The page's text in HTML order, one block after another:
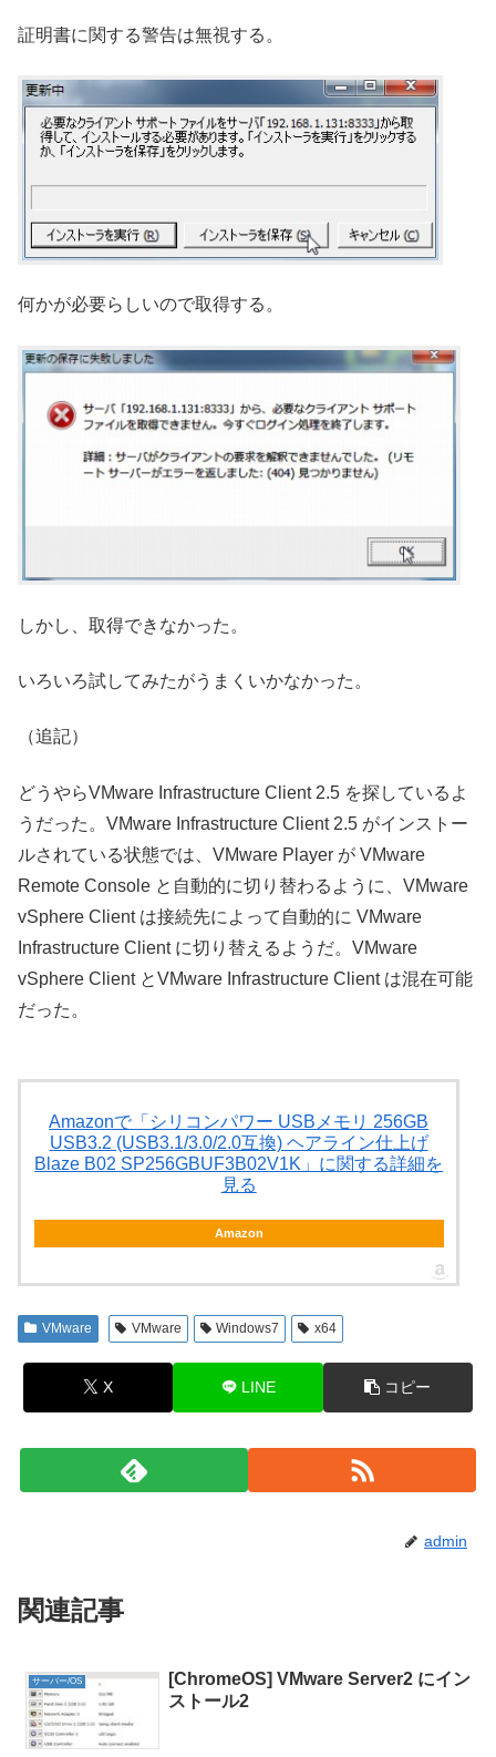
証明書に関する警告は無視する。
何かが必要らしいので取得する。
しかし、取得できなかった。
いろいろ試してみたがうまくいかなかった。
（追記）
どうやらVMware Infrastructure Client 2.5 を探しているよ
うだった。VMware Infrastructure Client 2.5 がインストー
ルされている状態では、VMware Player が VMware
Remote Console と自動的に切り替わるように、VMware
vSphere Client は接続先によって自動的に VMware
Infrastructure Client に切り替えるようだ。VMware
vSphere Client とVMware Infrastructure Client は混在可能
だった。
Amazonで「シリコンパワー USBメモリ 256GB
USB3.2 (USB3.1/3.0/2.0互換) ヘアライン仕上げ
Blaze B02 SP256GBUF3B02V1K」に関する詳細を
見る
Amazon
VMware VMware Windows7 x64
X LINE コピー
admin
関連記事
サーバー/OS
[ChromeOS] VMware Server2 にイン
ストール2